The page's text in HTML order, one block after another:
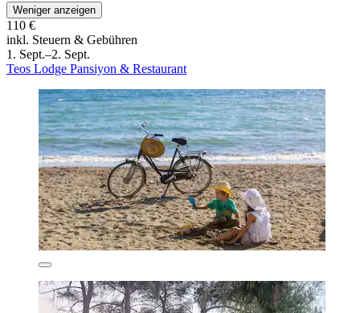
Weniger anzeigen
110 €
inkl. Steuern & Gebühren
1. Sept.–2. Sept.
Teos Lodge Pansiyon & Restaurant